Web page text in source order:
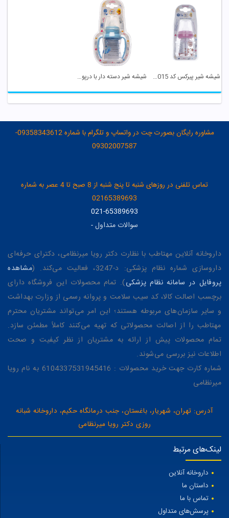
شیشه شیر پیرکس کد 7015 نیو نی نی شیشه شیر دسته دار با درپوش کد 7013 نیو نی نی
مشاوره رایگان بصورت چت در واتساپ و تلگرام با شماره 09358343612-
09302007587
تماس تلفنی در روزهای شنبه تا پنج شنبه از 8 صبح تا 4 عصر به شماره
02165389693
021-65389693
سوالات متداول-
داروخانه آنلاین مهتاطب با نظارت دکتر رویا میرنظامی، دکترای حرفه‌ای
داروسازی شماره نظام پزشکی: د-3247، فعالیت می‌کند. (
مشاهده
پروفایل در سامانه نظام پزشکی). تمام محصولات این فروشگاه دارای
برچسب اصالت کالا، کد سیب سلامت و پروانه رسمی از وزارت بهداشت
و سایر سازمان‌های مربوطه هستند؛ این امر می‌تواند مشتریان محترم
مهتاطب را از اصالت محصولاتی که تهیه می‌کنند کاملاً مطمئن سازد.
تمام محصولات پیش از ارائه به مشتریان از نظر کیفیت و صحت
اطلاعات نیز بررسی می‌شوند.
شماره کارت جهت خرید محصولات : 6104337531945416 به نام رویا
میرنظامی
آدرس: تهران، شهریار، باغستان، جنب درمانگاه حکیم، داروخانه شبانه
روزی دکتر رویا میرنظامی
لینک‌های مرتبط
داروخانه آنلاین
داستان ما
تماس با ما
پرسش‌های متداول